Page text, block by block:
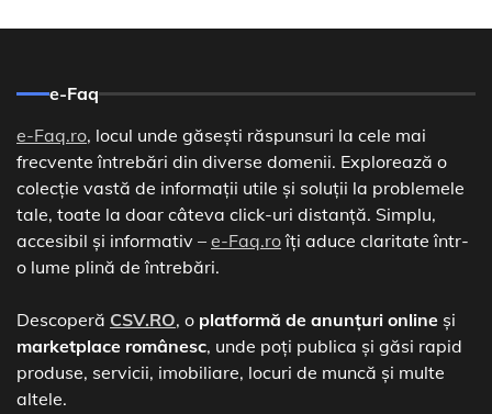
e-Faq
e-Faq.ro, locul unde găsești răspunsuri la cele mai
frecvente întrebări din diverse domenii. Explorează o
colecție vastă de informații utile și soluții la problemele
tale, toate la doar câteva click-uri distanță. Simplu,
accesibil și informativ – e-Faq.roîți aduce claritate într-
o lume plină de întrebări.
Descoperă CSV.RO, o platformă de anunțuri online și
marketplace românesc, unde poți publica și găsi rapid
produse, servicii, imobiliare, locuri de muncă și multe
altele.